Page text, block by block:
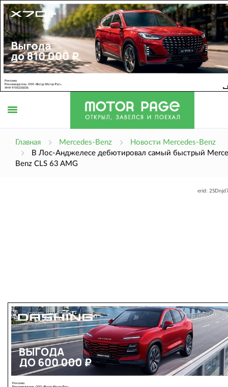
Главная Mercedes-Benz
Новости Mercedes-Benz
В Лос-Анджелесе дебютировал самый быстрый
Benz CLS 63 AMG
erid: